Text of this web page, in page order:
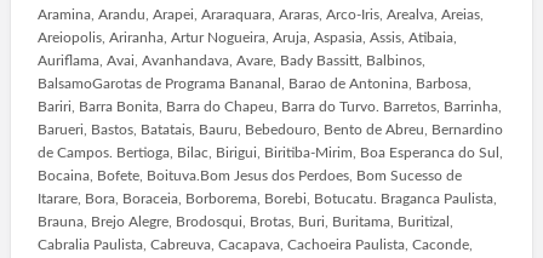
Aramina, Arandu, Arapei, Araraquara, Araras, Arco-Iris, Arealva, Areias,
Areiopolis, Ariranha, Artur Nogueira, Aruja, Aspasia, Assis, Atibaia,
Auriflama, Avai, Avanhandava, Avare, Bady Bassitt, Balbinos,
BalsamoGarotas de Programa Bananal, Barao de Antonina, Barbosa,
Bariri, Barra Bonita, Barra do Chapeu, Barra do Turvo. Barretos, Barrinha,
Barueri, Bastos, Batatais, Bauru, Bebedouro, Bento de Abreu, Bernardino
de Campos. Bertioga, Bilac, Birigui, Biritiba-Mirim, Boa Esperanca do Sul,
Bocaina, Bofete, Boituva.Bom Jesus dos Perdoes, Bom Sucesso de
Itarare, Bora, Boraceia, Borborema, Borebi, Botucatu. Braganca Paulista,
Brauna, Brejo Alegre, Brodosqui, Brotas, Buri, Buritama, Buritizal,
Cabralia Paulista, Cabreuva, Cacapava, Cachoeira Paulista, Caconde,